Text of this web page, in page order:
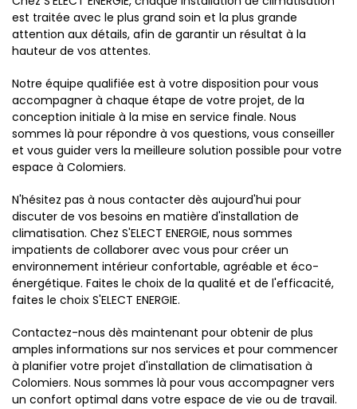
est traitée avec le plus grand soin et la plus grande
attention aux détails, afin de garantir un résultat à la
hauteur de vos attentes.
Notre équipe qualifiée est à votre disposition pour vous
accompagner à chaque étape de votre projet, de la
conception initiale à la mise en service finale. Nous
sommes là pour répondre à vos questions, vous conseiller
et vous guider vers la meilleure solution possible pour votre
espace à Colomiers.
N'hésitez pas à nous contacter dès aujourd'hui pour
discuter de vos besoins en matière d'installation de
climatisation. Chez S'ELECT ENERGIE, nous sommes
impatients de collaborer avec vous pour créer un
environnement intérieur confortable, agréable et éco-
énergétique. Faites le choix de la qualité et de l'efficacité,
faites le choix S'ELECT ENERGIE.
Contactez-nous dès maintenant pour obtenir de plus
amples informations sur nos services et pour commencer
à planifier votre projet d'installation de climatisation à
Colomiers. Nous sommes là pour vous accompagner vers
un confort optimal dans votre espace de vie ou de travail.